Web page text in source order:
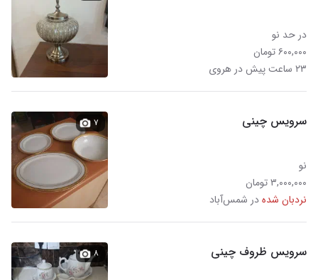
در حد نو
۶۰۰,۰۰۰ تومان
۲۳ ساعت پیش در هروی
سرویس چینی
نو
۳,۰۰۰,۰۰۰ تومان
نردبان شدهدر شمس‌آباد
۷
سرویس ظروف چینی ۸